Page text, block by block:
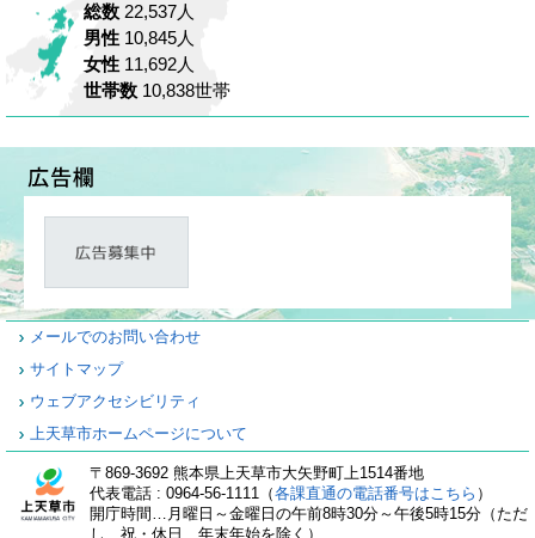
総数 22,537人
男性 10,845人
女性 11,692人
世帯数 10,838世帯
メールでのお問い合わせ
サイトマップ
ウェブアクセシビリティ
上天草市ホームページについて
〒869-3692 熊本県上天草市大矢野町上1514番地
代表電話 : 0964-56-1111（各課直通の電話番号はこちら ）
開庁時間…月曜日～金曜日の午前8時30分～午後5時15分（ただ